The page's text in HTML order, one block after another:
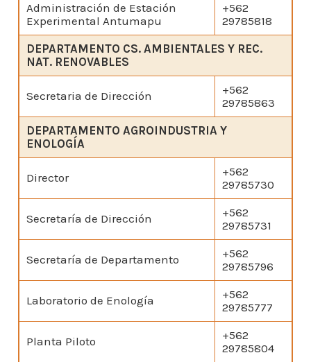
Administración de Estación
Experimental Antumapu
+562
29785818
DEPARTAMENTO CS. AMBIENTALES Y REC.
NAT. RENOVABLES
Secretaria de Dirección
+562
29785863
DEPARTAMENTO AGROINDUSTRIA Y
ENOLOGÍA
Director
+562
29785730
Secretaría de Dirección
+562
29785731
Secretaría de Departamento
+562
29785796
Laboratorio de Enología
+562
29785777
Planta Piloto
+562
29785804